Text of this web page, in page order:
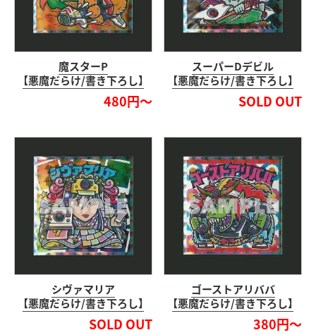
魔スターP
【悪魔だらけ/書き下ろし】
480円～
スーパーDデビル
【悪魔だらけ/書き下ろし】
SOLD OUT
シヴァマリア
【悪魔だらけ/書き下ろし】
SOLD OUT
ゴーストアリババ
【悪魔だらけ/書き下ろし】
380円～